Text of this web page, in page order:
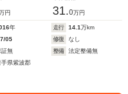
円 31.0万円
年 走行 14.1万km
05 修復
なし
証無 整備
法定整備無
手県紫波郡